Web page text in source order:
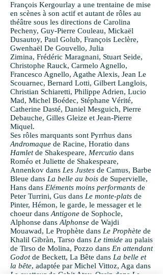
François Kergourlay a une trentaine de mise
en scènes à son actif et autant de rôles au
théâtre sous les directions de Carolina
Pecheny, Guy-Pierre Couleau, Mickaël
Dusautoy, Paul Golub, François Leclère,
Gwenhaël De Gouvello, Julia
Zimina, Frédéric Maragnani, Stuart Seide,
Christophe Rauck, Carmelo Agnello,
Francesco Agnello, Agathe Alexis, Jean Le
Scouarnec, Bernard Lotti, Gilbert Langlois,
Christian Schiaretti, Philippe Adrien, Lucio
Mad, Michel Boédec, Stéphane Vérité,
Catherine Dasté, Daniel Mesguich, Pierre
Debauche, Gilles Gleize et Jean-Pierre
Miquel.
Ses rôles marquants sont Pyrrhus dans
Andromaque de Racine, Horatio dans
Hamletde Shakespeare, Mercutio dans
Roméo et Juliette de Shakespeare,
Annenkov dans Les Justes de Camus, Barbe
Bleue dans La belle au bois de Supervielle,
Hans dans Eléments moins performants de
Peter Turrini, Gus dans Le monte-plats de
Pinter, Hémon, le garde, le messager et le
choeur dans Antigone de Sophocle,
Alphonse dans Alphonse de Wajdi
Mouawad, Le Prophète dans Le Prophète de
Khalil Gibràn, Tarso dans Le timide au palais
de Tirso de Molina, Pozzo dans En attendant
Godotde Beckett, La Bête dans La belle et
la bête, adaptée par Michel Vittoz, Aga dans